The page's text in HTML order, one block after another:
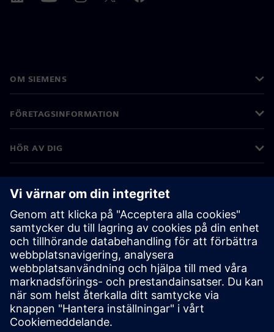
OM SIEMENS
FÖRETAGSINFORMATION
HÖR AV DIG
©Siemens2026
Företagsinformation
Sekretessmeddelande
Kakor meddelande